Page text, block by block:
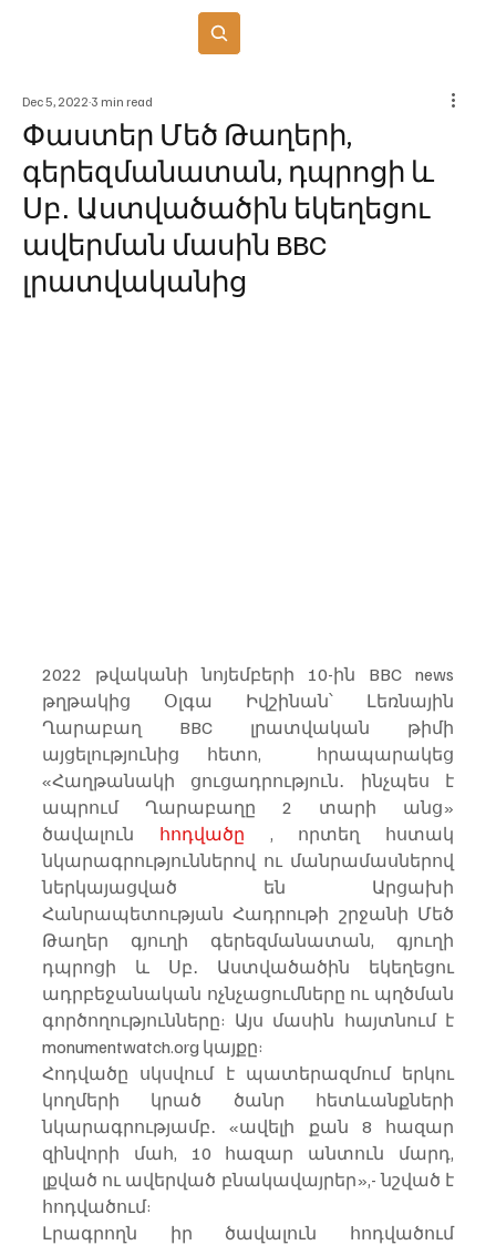
Փաստեր Մեծ Թաղերի,
գերեզմանատան, դպրոցի և
Սբ․ Աստվածածին եկեղեցու
ավերման մասին BBC
լրատվականից
Dec 5, 2022 3 min read
2022 թվականի նոյեմբերի 10-ին BBC news
թղթակից Օլգա Իվշինան՝ Լեռնային
Ղարաբաղ BBC լրատվական թիմի
այցելությունից հետո,  հրապարակեց
«Հաղթանակի ցուցադրություն․ ինչպես է
ապրում Ղարաբաղը 2 տարի անց»
ծավալուն հոդվածը , որտեղ հստակ
նկարագրություններով ու մանրամասներով
ներկայացված են Արցախի
Հանրապետության Հադրութի շրջանի Մեծ
Թաղեր գյուղի գերեզմանատան, գյուղի
դպրոցի և Սբ․ Աստվածածին եկեղեցու
ադրբեջանական ոչնչացումները ու պղծման
գործողությունները: Այս մասին հայտնում է
monumentwatch.org կայքը:
Հոդվածը սկսվում է պատերազմում երկու
կողմերի կրած ծանր հետևանքների
նկարագրությամբ․ «ավելի քան 8 հազար
զինվորի մահ, 10 հազար անտուն մարդ,
լքված ու ավերված բնակավայրեր»,- նշված է
հոդվածում:
Լրագրողն իր ծավալուն հոդվածում